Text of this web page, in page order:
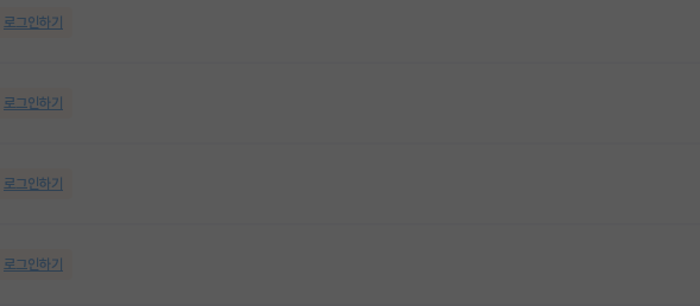
로그인하기
로그인하기
로그인하기
로그인하기